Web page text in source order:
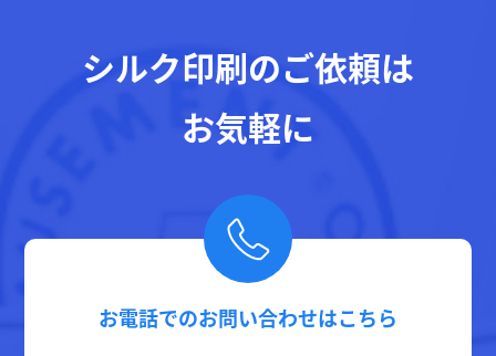
シルク印刷のご依頼は
お気軽に
お電話でのお問い合わせはこちら